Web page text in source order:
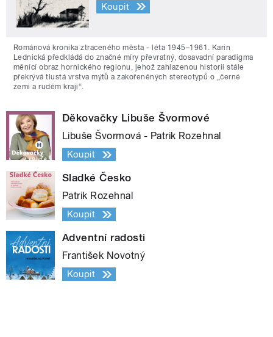
Koupit
Románová kronika ztraceného města - léta 1945–1961. Karin
Lednická předkládá do značné míry převratný, dosavadní paradigma
měnící obraz hornického regionu, jehož zahlazenou historii stále
překrývá tlustá vrstva mýtů a zakořeněných stereotypů o „černé
zemi a rudém kraji“.
Děkovačky Libuše Švormové
Libuše Švormová - Patrik Rozehnal
Koupit
Sladké Česko
Patrik Rozehnal
Koupit
Adventní radosti
František Novotný
Koupit